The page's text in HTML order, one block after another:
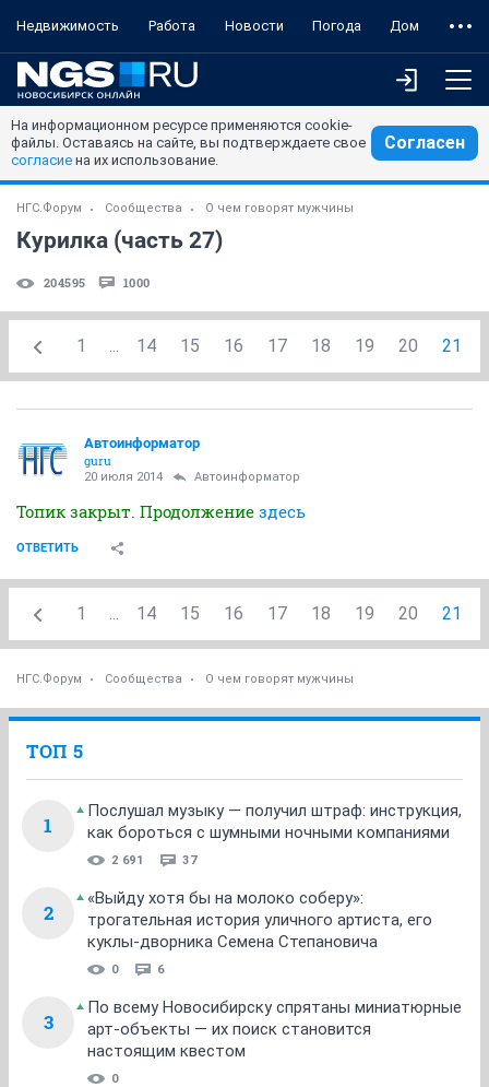
Недвижимость Работа Новости Погода Дом
На информационном ресурсе применяются cookie-
файлы. Оставаясь на сайте, вы подтверждаете свое
согласие на их использование.
Согласен
НГС.Форум Сообщества О чем говорят мужчины
Курилка (часть 27)
204595 1000
1 ... 14 15 16 17 18 19 20 21
Автоинформатор
guru
20 июля 2014 Автоинформатор
Топик закрыт. Продолжение здесь
ОТВЕТИТЬ
1 ... 14 15 16 17 18 19 20 21
НГС.Форум Сообщества О чем говорят мужчины
ТОП 5
1
Послушал музыку — получил штраф: инструкция,
как бороться с шумными ночными компаниями
2 691 37
2
«Выйду хотя бы на молоко соберу»:
трогательная история уличного артиста, его
куклы-дворника Семена Степановича
0 6
3
По всему Новосибирску спрятаны миниатюрные
арт-объекты — их поиск становится
настоящим квестом
0